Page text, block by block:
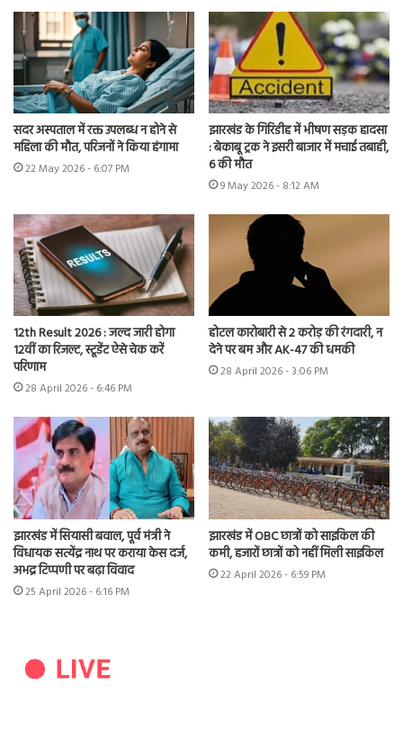
सदर अस्पताल में रक्त उपलब्ध न होने से
महिला की मौत, परिजनों ने किया हंगामा
22 May 2026 - 6:07 PM
झारखंड के गिरिडीह में भीषण सड़क हादसा
: बेकाबू ट्रक ने इसरी बाजार में मचाई तबाही,
6 की मौत
9 May 2026 - 8:12 AM
12th Result 2026 : जल्द जारी होगा
12वीं का रिजल्ट, स्टूडेंट ऐसे चेक करें
परिणाम
28 April 2026 - 6:46 PM
होटल कारोबारी से 2 करोड़ की रंगदारी, न
देने पर बम और AK-47 की धमकी
28 April 2026 - 3:06 PM
झारखंड में सियासी बवाल, पूर्व मंत्री ने
विधायक सत्येंद्र नाथ पर कराया केस दर्ज,
अभद्र टिप्पणी पर बढ़ा विवाद
25 April 2026 - 6:16 PM
झारखंड में OBC छात्रों को साइकिल की
कमी, हजारों छात्रों को नहीं मिली साइकिल
22 April 2026 - 6:59 PM